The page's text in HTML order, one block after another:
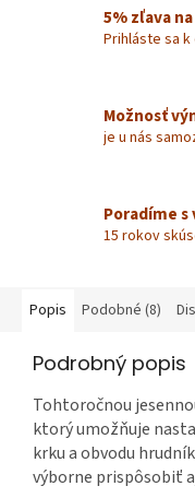
5% zľava
Prihláste sa
Možnosť
je u nás
Poradíme
15 rokov
Popis Podobné (8)
Podrobný popis
Tohtoročnou
ktorý umožňuje
krku a obvodu
výborne prispôsobiť